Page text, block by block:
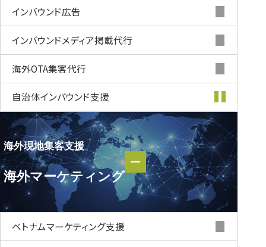
インバウンド広告
インバウンドメディア掲載代行
海外OTA集客代行
自治体インバウンド支援
海外現地集客支援
海外マーケティング
海外現地集客支援
海外マーケティング
ベトナムマーケティング支援